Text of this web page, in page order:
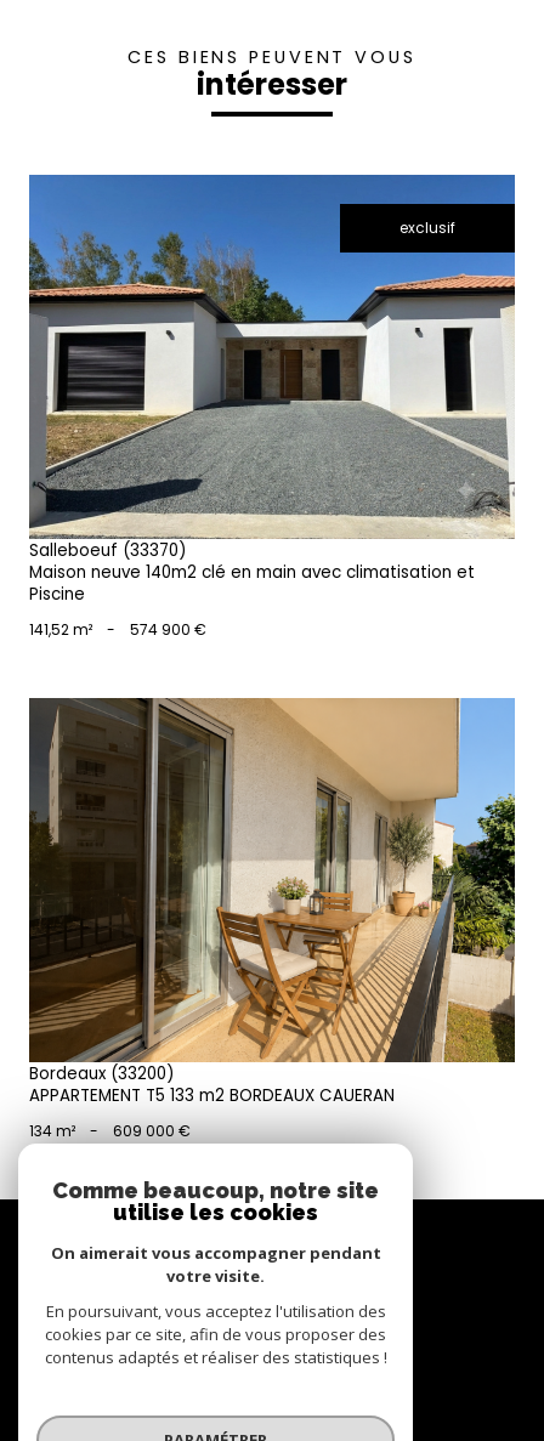
CES BIENS PEUVENT VOUS
intéresser
exclusif
voir le bien
Salleboeuf (33370)
Maison neuve 140m2 clé en main avec climatisation et
Piscine
141,52 m² - 574 900 €
voir le bien
Bordeaux (33200)
APPARTEMENT T5 133 m2 BORDEAUX CAUERAN
134 m² - 609 000 €
Se
connecter
espace propriétaire
Nous
Comme beaucoup, notre site
utilise les cookies
On aimerait vous accompagner pendant
votre visite.
En poursuivant, vous acceptez l'utilisation des
cookies par ce site, afin de vous proposer des
contenus adaptés et réaliser des statistiques !